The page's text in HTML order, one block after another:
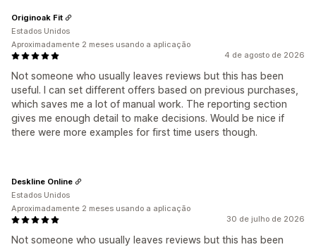
4 de agosto de 2026
Not someone who usually leaves reviews but this has been
useful. I can set different offers based on previous purchases,
which saves me a lot of manual work. The reporting section
gives me enough detail to make decisions. Would be nice if
there were more examples for first time users though.
Originoak Fit
Estados Unidos
Aproximadamente 2 meses usando a aplicação
30 de julho de 2026
Not someone who usually leaves reviews but this has been
Deskline Online
Estados Unidos
Aproximadamente 2 meses usando a aplicação